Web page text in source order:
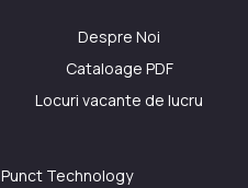
Despre Noi
Cataloage PDF
Locuri vacante de lucru
Punct Technology